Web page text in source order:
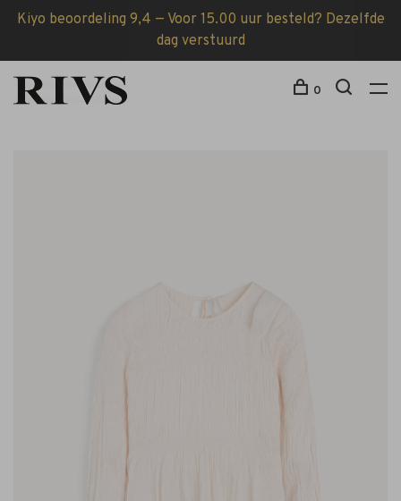
Kiyo beoordeling 9,4 — Voor 15.00 uur besteld? Dezelfde
dag verstuurd
0